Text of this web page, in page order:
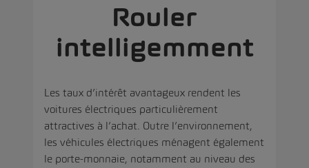
Rouler
intelligemment
Les taux d’intérêt avantageux rendent les
voitures électriques particulièrement
attractives à l’achat. Outre l’environnement,
les véhicules électriques ménagent également
le porte-monnaie, notamment au niveau des